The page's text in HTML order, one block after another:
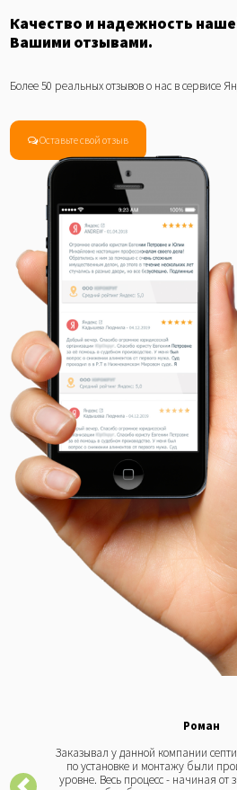
Качество и надежность
Вашими отзывами.
Более 50 реальных отзывов о нас в сервисе
Оставьте свой отзыв
Роман
Заказывал у данной компании
по установке и монтажу были
уровне. Весь процесс - начиная от